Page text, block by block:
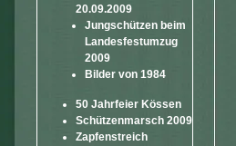
20.09.2009
Jungschützen beim
Landesfestumzug
2009
Bilder von 1984
50 Jahrfeier Kössen
Schützenmarsch 2009
Zapfenstreich